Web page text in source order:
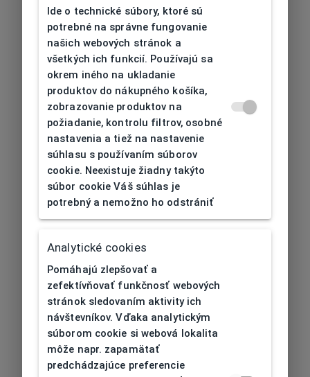
404| Nenájdené
Ide o technické súbory, ktoré sú
potrebné na správne fungovanie
našich webových stránok a
všetkých ich funkcií. Používajú sa
okrem iného na ukladanie
produktov do nákupného košíka,
zobrazovanie produktov na
požiadanie, kontrolu filtrov, osobné
nastavenia a tiež na nastavenie
súhlasu s používaním súborov
cookie. Neexistuje žiadny takýto
súbor cookie Váš súhlas je
potrebný a nemožno ho odstrániť
Analytické cookies
Pomáhajú zlepšovať a
zefektívňovať funkčnosť webových
stránok sledovaním aktivity ich
návštevníkov. Vďaka analytickým
súborom cookie si webová lokalita
môže napr. zapamätať
predchádzajúce preferencie